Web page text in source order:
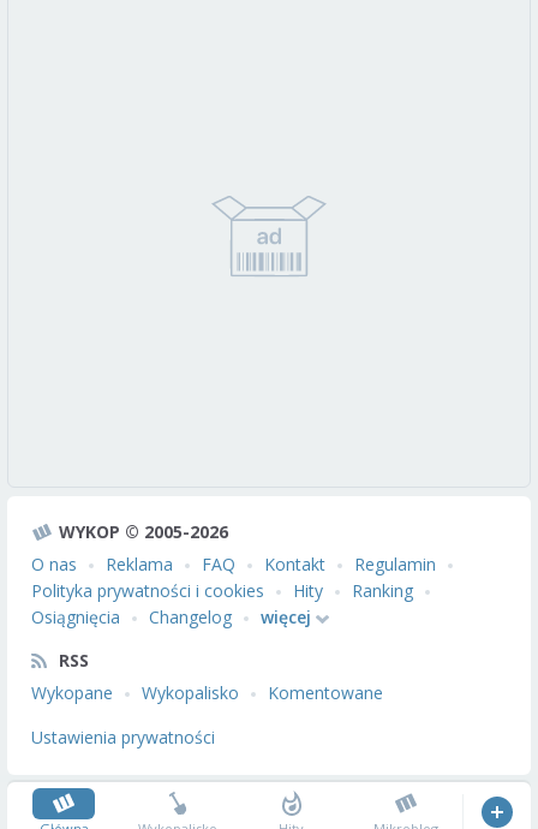
WYKOP © 2005-2026
O nas
Reklama FAQ Kontakt
Regulamin
Polityka prywatności i cookies
Hity
Ranking
Osiągnięcia
Changelog
więcej
RSS
Wykopane
Wykopalisko
Komentowane
Ustawienia prywatności